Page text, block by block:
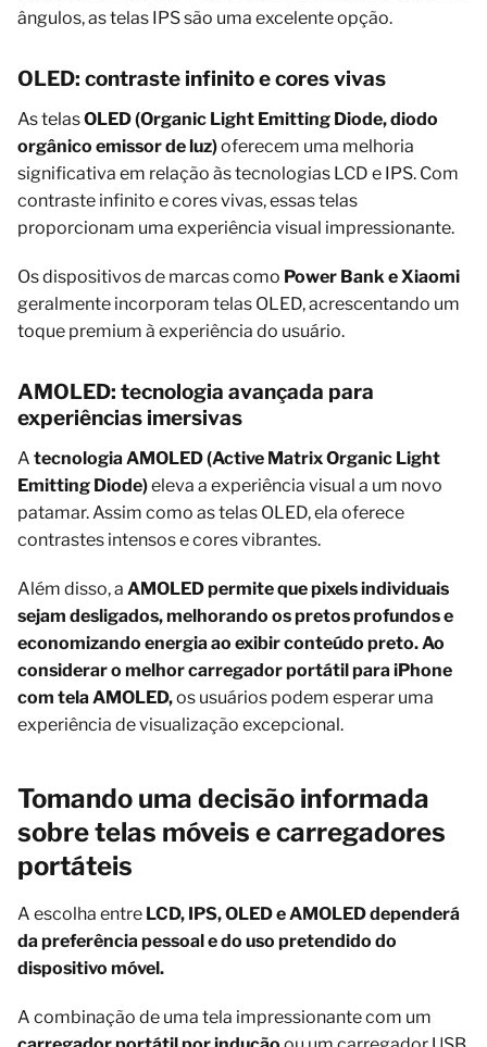
ângulos, as telas IPS são uma excelente opção.
OLED: contraste infinito e cores vivas
As telasOLED (Organic Light Emitting Diode, diodo
orgânico emissor de luz)oferecem uma melhoria
significativa em relação às tecnologias LCD e IPS. Com
contraste infinito e cores vivas, essas telas
proporcionam uma experiência visual impressionante.
Os dispositivos de marcas como Power Bank e Xiaomi
geralmente incorporam telas OLED, acrescentando um
toque premium à experiência do usuário.
AMOLED: tecnologia avançada para
experiências imersivas
A tecnologia AMOLED (Active Matrix Organic Light
Emitting Diode)eleva a experiência visual a um novo
patamar. Assim como as telas OLED, ela oferece
contrastes intensos e cores vibrantes.
Além disso, a AMOLED permite que pixels individuais
sejam desligados, melhorando os pretos profundos e
economizando energia ao exibir conteúdo preto. Ao
considerar o melhor carregador portátil para iPhone
com tela AMOLED,os usuários podem esperar uma
experiência de visualização excepcional.
Tomando uma decisão informada
sobre telas móveis e carregadores
portáteis
A escolha entre LCD, IPS, OLED e AMOLED dependerá
da preferência pessoal e do uso pretendido do
dispositivo móvel.
A combinação de uma tela impressionante com um